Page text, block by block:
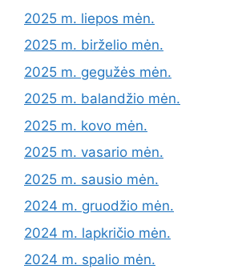
2025 m. liepos mėn.
2025 m. birželio mėn.
2025 m. gegužės mėn.
2025 m. balandžio mėn.
2025 m. kovo mėn.
2025 m. vasario mėn.
2025 m. sausio mėn.
2024 m. gruodžio mėn.
2024 m. lapkričio mėn.
2024 m. spalio mėn.